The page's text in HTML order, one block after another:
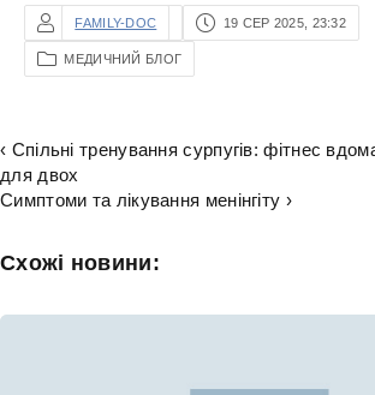
FAMILY-DOC 19 СЕР 2025, 23:32
МЕДИЧНИЙ БЛОГ
‹ Спільні тренування сурпугів: фітнес
для двох
Симптоми та лікування менінгіту ›
Схожі новини: